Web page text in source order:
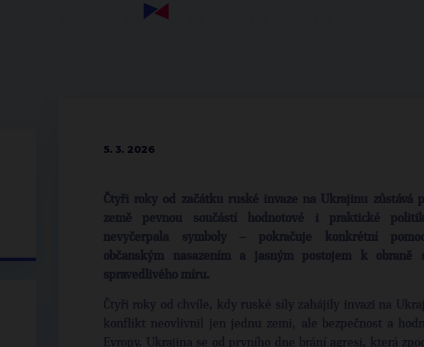
5. 3. 2026
Čtyři roky od začátku ruské invaze na Ukrajinu zůstává
země pevnou součástí hodnotové i praktické
nevyčerpala symboly – pokračuje konkrétní
občanským nasazením a jasným postojem k obraně
spravedlivého míru.
Čtyři roky od chvíle, kdy ruské síly zahájily invazi na
konflikt neovlivnil jen jednu zemi, ale bezpečnost a
Evropy. Ukrajina se od prvního dne brání agresi, která